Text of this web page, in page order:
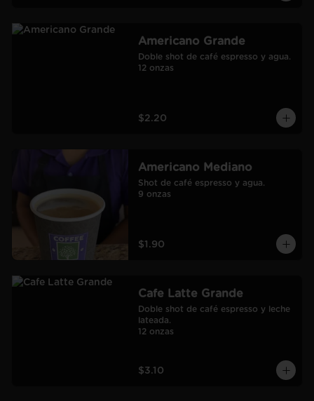
Americano Grande
Doble shot de café espresso y agua.
12 onzas
$2.20
Americano Mediano
Shot de café espresso y agua.
9 onzas
$1.90
Cafe Latte Grande
Doble shot de café espresso y leche
lateada.
12 onzas
$3.10